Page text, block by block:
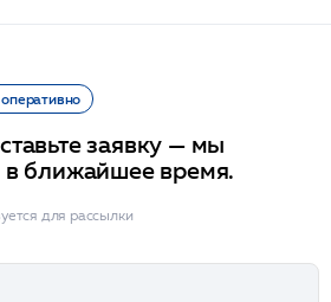
заявку — мы
в ближайшее время.
для рассылки